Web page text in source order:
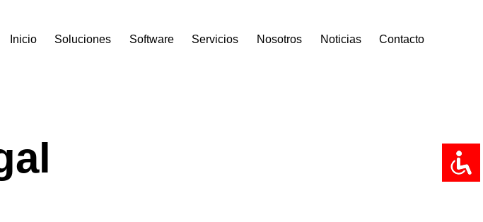
Inicio Soluciones Software Servicios Nosotros Noticias Contacto